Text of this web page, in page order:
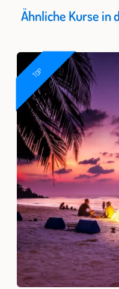
Ähnliche Kurse in
TOP